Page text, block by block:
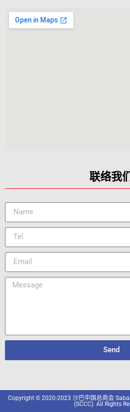
联络我
Send
Copyright © 2020-2023 沙巴中国总商会
(SCCC). All Rights